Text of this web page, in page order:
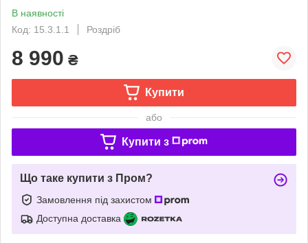
В наявності
Код: 15.3.1.1
Роздріб
8 990 ₴
Купити
або
Купити з
Що таке купити з Пром?
Замовлення під захистом
Доступна доставка